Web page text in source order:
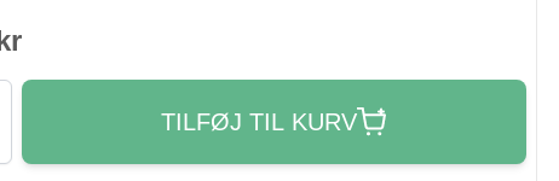
TILFØJ TIL KURV